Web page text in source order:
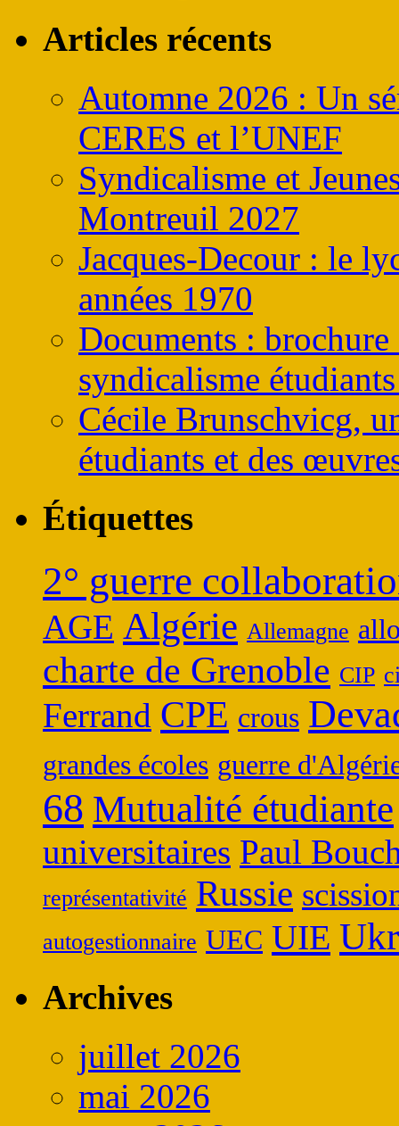
Articles récents
Automne 2026 : Un
CERES et l’UNEF
Syndicalisme et
Montreuil 2027
Jacques-Decour : le
années 1970
Documents :
syndicalisme
Cécile Brunschvicg,
étudiants et des
Étiquettes
2° guerre
AGE Algérie Allemagne
charte de Grenoble CIP
Ferrand CPE crous
grandes écoles guerre
68 Mutualité étudiante
universitaires Paul
représentativité Russie
autogestionnaire UEC UIE
Archives
juillet 2026
mai 2026